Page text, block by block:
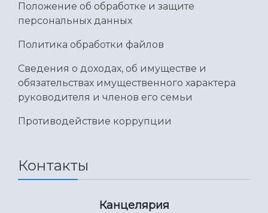
Положение об обработке и защите
персональных данных
Политика обработки файлов
Сведения о доходах, об имуществе и
обязательствах имущественного характера
руководителя и членов его семьи
Противодействие коррупции
Контакты
Канцелярия